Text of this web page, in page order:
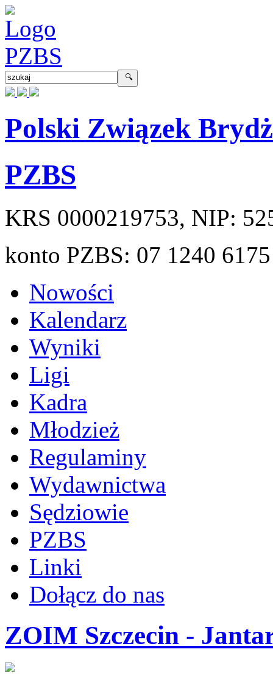
Polski Związek
PZBS
KRS 0000219753, NIP:
konto PZBS: 07 1240
Nowości
Kalendarz
Wyniki
Ligi
Kadra
Młodzież
Regulaminy
Wydawnictwa
Sędziowie
PZBS
Linki
Dołącz do nas
ZOIM Szczecin -